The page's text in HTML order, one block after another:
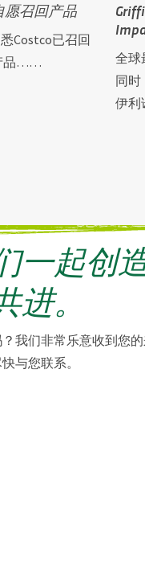
召回产品
Costco已召回
品……
全球
同时
伊
一起创
进。
我们非常乐意收到您
与您联系。